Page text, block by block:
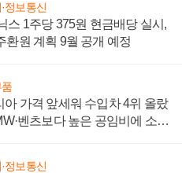
정보통신
스 1주당 375원 현금배당 실시,
환원 계획 9월 공개 예정
아 가격 앞세워 수입차 4위 올랐
벤츠보다 높은 공임비에 소비
정보통신